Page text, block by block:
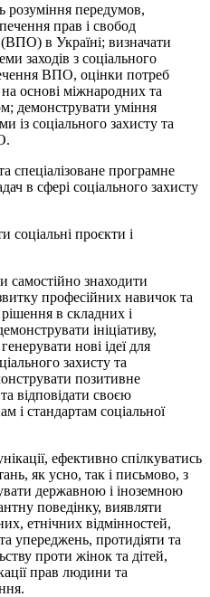
розуміння передумов,
прав і свобод
в Україні; визначати
заходів з соціального
ВПО, оцінки потреб
основі міжнародних та
демонструвати уміння
із соціального захисту та
спеціалізоване програмне
в сфері соціального захисту
соціальні проєкти і
самостійно знаходити
професійних навичок та
в складних і
ініціативу,
нові ідеї для
захисту та
позитивне
відповідати своєю
і стандартам соціальної
ефективно спілкуватись
як усно, так і письмово, з
державною і іноземною
поведінку, виявляти
етнічних відмінностей,
упереджень, протидіяти та
проти жінок та дітей,
прав людини та